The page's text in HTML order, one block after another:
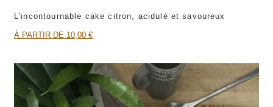
L'incontournable cake citron, acidulé et savoureux
À PARTIR DE 10,00 €